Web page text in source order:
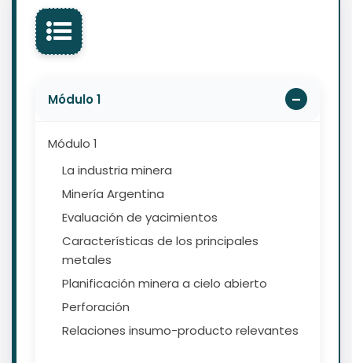
Módulo 1
Módulo 1
La industria minera
Minería Argentina
Evaluación de yacimientos
Características de los principales
metales
Planificación minera a cielo abierto
Perforación
Relaciones insumo-producto relevantes